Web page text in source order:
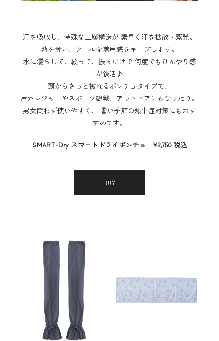
汗を吸収し、特殊な三層構造が 素早く汗を拡散・蒸発。
熱を奪い、クールな着用感をキープします。
水に濡らして、絞って、振るだけで 何度でもひんやり感
が復活♪
頭からさっと被れるポンチョタイプで、
屋外レジャーやスポーツ観戦、アウトドアにもぴったり。
男女問わず使いやすく、 暑い季節の熱中症対策にもおす
すめです。
SMART-Dry スマートドライポンチョ ¥2,750 税込
BUY